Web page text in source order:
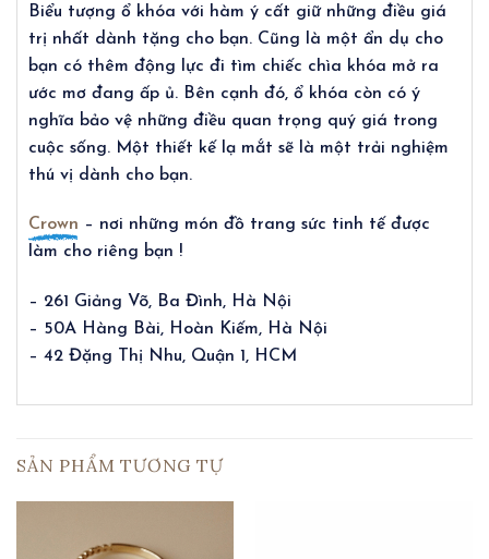
Biểu tượng ổ khóa với hàm ý cất giữ những điều giá
trị nhất dành tặng cho bạn. Cũng là một ẩn dụ cho
bạn có thêm động lực đi tìm chiếc chìa khóa mở ra
ước mơ đang ấp ủ. Bên cạnh đó, ổ khóa còn có ý
nghĩa bảo vệ những điều quan trọng quý giá trong
cuộc sống. Một thiết kế lạ mắt sẽ là một trải nghiệm
thú vị dành cho bạn.
Crown – nơi những món đồ trang sức tinh tế được
làm cho riêng bạn !
– 261 Giảng Võ, Ba Đình, Hà Nội
– 50A Hàng Bài, Hoàn Kiếm, Hà Nội
– 42 Đặng Thị Nhu, Quận 1, HCM
SẢN PHẨM TƯƠNG TỰ